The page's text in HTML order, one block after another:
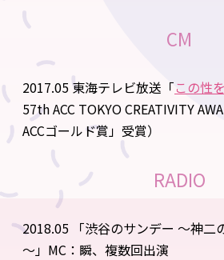
CM
2017.05 東海テレビ放送「この性
57th ACC TOKYO CREATIVITY
ACCゴールド賞」受賞）
RADIO
2018.05 「渋谷のサンデー ～神二
～」MC：瞬、複数回出演